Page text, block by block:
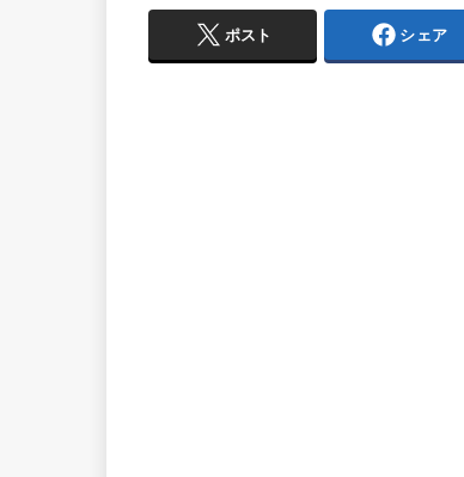
ポスト シェア